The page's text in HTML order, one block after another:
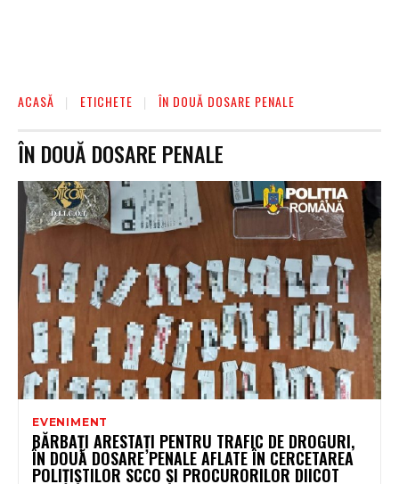
ACASĂ ETICHETE ÎN DOUĂ DOSARE PENALE
ÎN DOUĂ DOSARE PENALE
EVENIMENT
BĂRBAȚI ARESTAȚI PENTRU TRAFIC DE DROGURI,
ÎN DOUĂ DOSARE PENALE AFLATE ÎN CERCETAREA
POLIȚIȘTILOR SCCO ȘI PROCURORILOR DIICOT